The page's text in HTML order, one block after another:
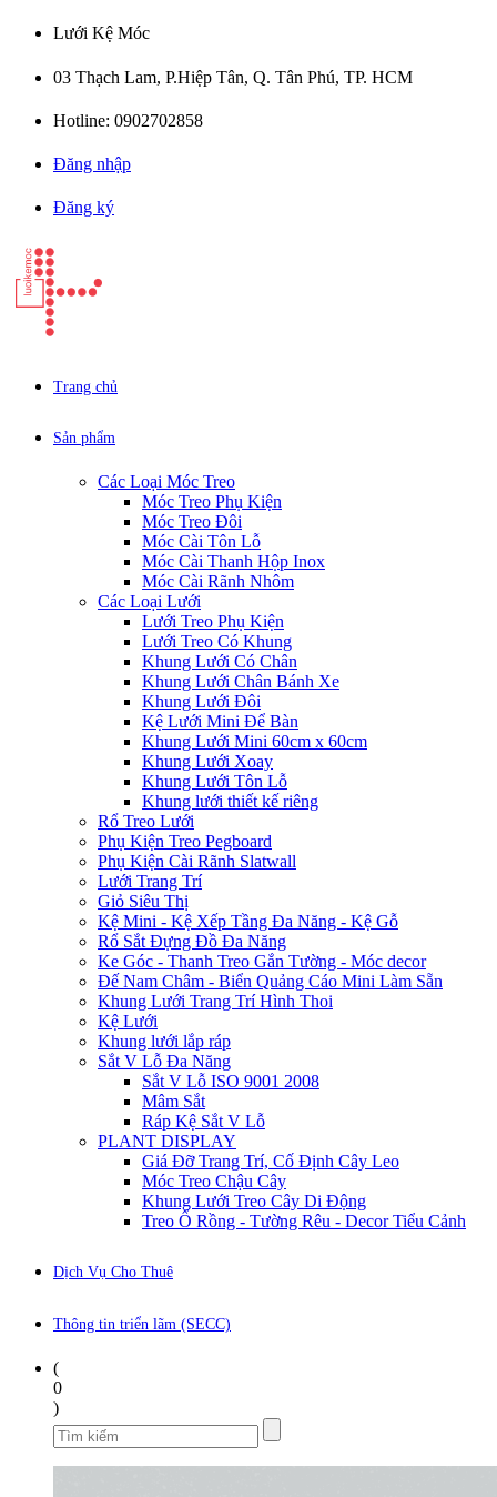
Lưới Kệ Móc
03 Thạch Lam, P.Hiệp Tân, Q. Tân Phú, TP. HCM
Hotline: 0902702858
Đăng nhập
Đăng ký
Trang chủ
Sản phẩm
Các Loại Móc Treo
Móc Treo Phụ Kiện
Móc Treo Đôi
Móc Cài Tôn Lỗ
Móc Cài Thanh Hộp Inox
Móc Cài Rãnh Nhôm
Các Loại Lưới
Lưới Treo Phụ Kiện
Lưới Treo Có Khung
Khung Lưới Có Chân
Khung Lưới Chân Bánh Xe
Khung Lưới Đôi
Kệ Lưới Mini Để Bàn
Khung Lưới Mini 60cm x 60cm
Khung Lưới Xoay
Khung Lưới Tôn Lỗ
Khung lưới thiết kế riêng
Rổ Treo Lưới
Phụ Kiện Treo Pegboard
Phụ Kiện Cài Rãnh Slatwall
Lưới Trang Trí
Giỏ Siêu Thị
Kệ Mini - Kệ Xếp Tầng Đa Năng - Kệ Gỗ
Rổ Sắt Đựng Đồ Đa Năng
Ke Góc - Thanh Treo Gắn Tường - Móc decor
Đế Nam Châm - Biển Quảng Cáo Mini Làm Sẵn
Khung Lưới Trang Trí Hình Thoi
Kệ Lưới
Khung lưới lắp ráp
Sắt V Lỗ Đa Năng
Sắt V Lỗ ISO 9001 2008
Mâm Sắt
Ráp Kệ Sắt V Lỗ
PLANT DISPLAY
Giá Đỡ Trang Trí, Cố Định Cây Leo
Móc Treo Chậu Cây
Khung Lưới Treo Cây Di Động
Treo Ổ Rồng - Tường Rêu - Decor Tiểu Cảnh
Dịch Vụ Cho Thuê
Thông tin triển lãm (SECC)
(
0
)